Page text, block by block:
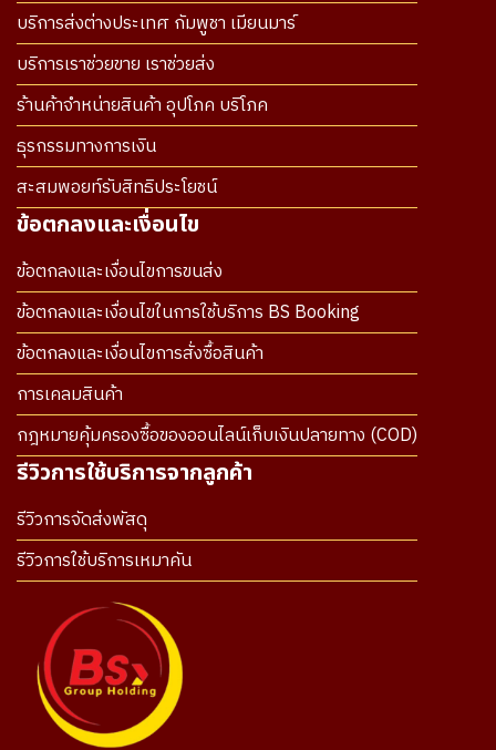
บริการส่งต่างประเทศ กัมพูชา เมียนมาร์
บริการเราช่วยขาย เราช่วยส่ง
ร้านค้าจำหน่ายสินค้า อุปโภค บริโภค
ธุรกรรมทางการเงิน
สะสมพอยท์รับสิทธิประโยชน์
ข้อตกลงและเงื่อนไข
ข้อตกลงและเงื่อนไขการขนส่ง
ข้อตกลงและเงื่อนไขในการใช้บริการ BS Booking
ข้อตกลงและเงื่อนไขการสั่งซื้อสินค้า
การเคลมสินค้า
กฎหมายคุ้มครองซื้อของออนไลน์เก็บเงินปลายทาง (COD)
รีวิวการใช้บริการจากลูกค้า
รีวิวการจัดส่งพัสดุ
รีวิวการใช้บริการเหมาคัน